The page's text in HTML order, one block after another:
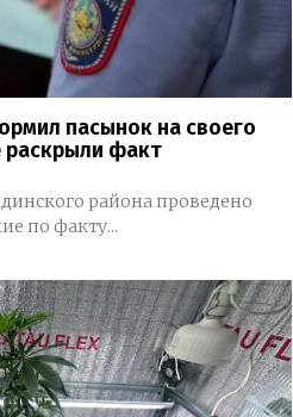
пасынок на своего
раскрыли факт
района проведено
по факту...